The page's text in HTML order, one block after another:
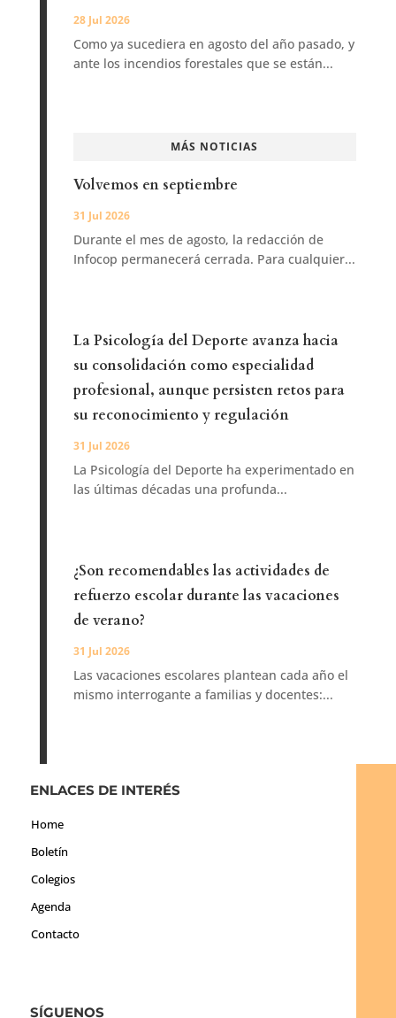
28 Jul 2026
Como ya sucediera en agosto del año pasado, y
ante los incendios forestales que se están...
MÁS NOTICIAS
Volvemos en septiembre
31 Jul 2026
Durante el mes de agosto, la redacción de
Infocop permanecerá cerrada. Para cualquier...
La Psicología del Deporte avanza hacia
su consolidación como especialidad
profesional, aunque persisten retos para
su reconocimiento y regulación
31 Jul 2026
La Psicología del Deporte ha experimentado en
las últimas décadas una profunda...
¿Son recomendables las actividades de
refuerzo escolar durante las vacaciones
de verano?
31 Jul 2026
Las vacaciones escolares plantean cada año el
mismo interrogante a familias y docentes:...
ENLACES DE INTERÉS
Home
Boletín
Colegios
Agenda
Contacto
SÍGUENOS